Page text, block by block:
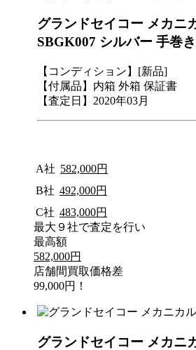
グランドセイコー メカニ
SBGK007 シルバー 手巻
【コンディション】[新品]
【付属品】内箱 外箱 保証書
【査定日】2020年03月
A社 582,000円
B社 492,000円
C社 483,000円
最大９社で査定を行い
最高額
582,000円
店舗間買取価格差
99,000円！
グランドセイコー メカニ